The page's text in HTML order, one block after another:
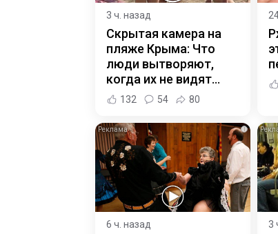
3 ч. назад
Скрытая камера на
пляже Крыма: Что
люди вытворяют,
когда их не видят...
132 54 80
i
6 ч. назад 3